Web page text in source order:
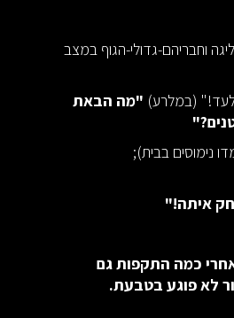
וחבריהם-גדולי-הגוף במצב
(במלרע) "מה הבאת
נימוסים בבית);
איתה!"
כמה התקפות גם
לא פוגע בטבעת.